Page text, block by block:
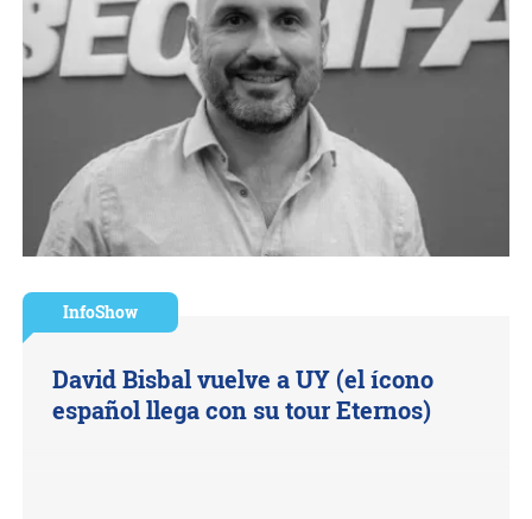
InfoShow
David Bisbal vuelve a UY (el ícono
español llega con su tour Eternos)